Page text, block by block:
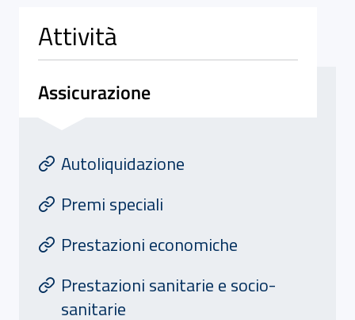
Attività
Assicurazione
Autoliquidazione
Premi speciali
Prestazioni economiche
Prestazioni sanitarie e socio-
sanitarie